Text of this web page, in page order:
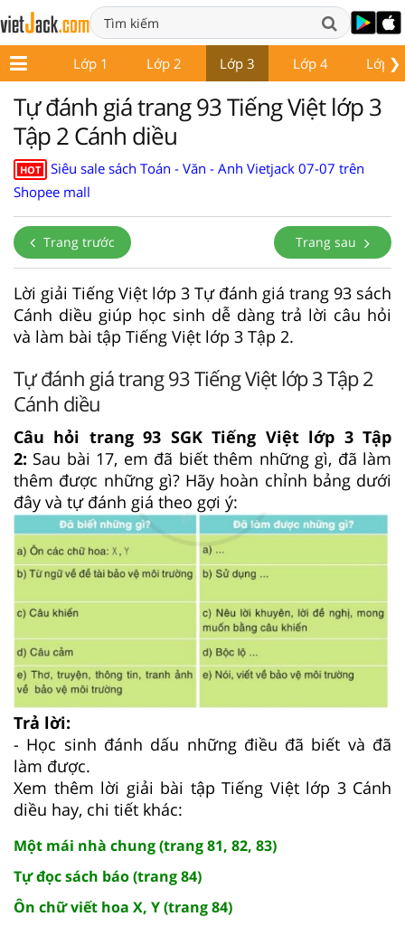
❯
Lớp 1 Lớp 2 Lớp 3 Lớp 4 Lớp 5
Tự đánh giá trang 93 Tiếng Việt lớp 3
Tập 2 Cánh diều
HOT
Siêu sale sách Toán - Văn - Anh Vietjack 07-07 trên
Shopee mall
Trang trước Trang sau
Lời giải Tiếng Việt lớp 3 Tự đánh giá trang 93 sách
Cánh diều giúp học sinh dễ dàng trả lời câu hỏi
và làm bài tập Tiếng Việt lớp 3 Tập 2.
Tự đánh giá trang 93 Tiếng Việt lớp 3 Tập 2
Cánh diều
Câu hỏi trang 93 SGK Tiếng Việt lớp 3 Tập
2: Sau bài 17, em đã biết thêm những gì, đã làm
thêm được những gì? Hãy hoàn chỉnh bảng dưới
đây và tự đánh giá theo gợi ý:
Trả lời:
- Học sinh đánh dấu những điều đã biết và đã
làm được.
Xem thêm lời giải bài tập Tiếng Việt lớp 3 Cánh
diều hay, chi tiết khác:
Một mái nhà chung (trang 81, 82, 83)
Tự đọc sách báo (trang 84)
Ôn chữ viết hoa X, Y (trang 84)